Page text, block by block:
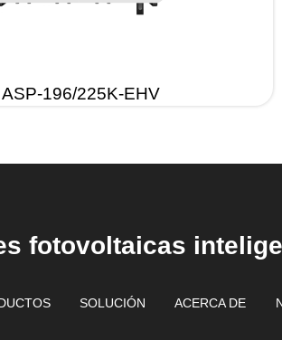
ASP-196/225K-EHV
fotovoltaicas
SOLUCIÓN ACERCA DE